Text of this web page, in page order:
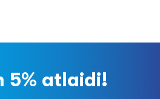
5% atlaidi!